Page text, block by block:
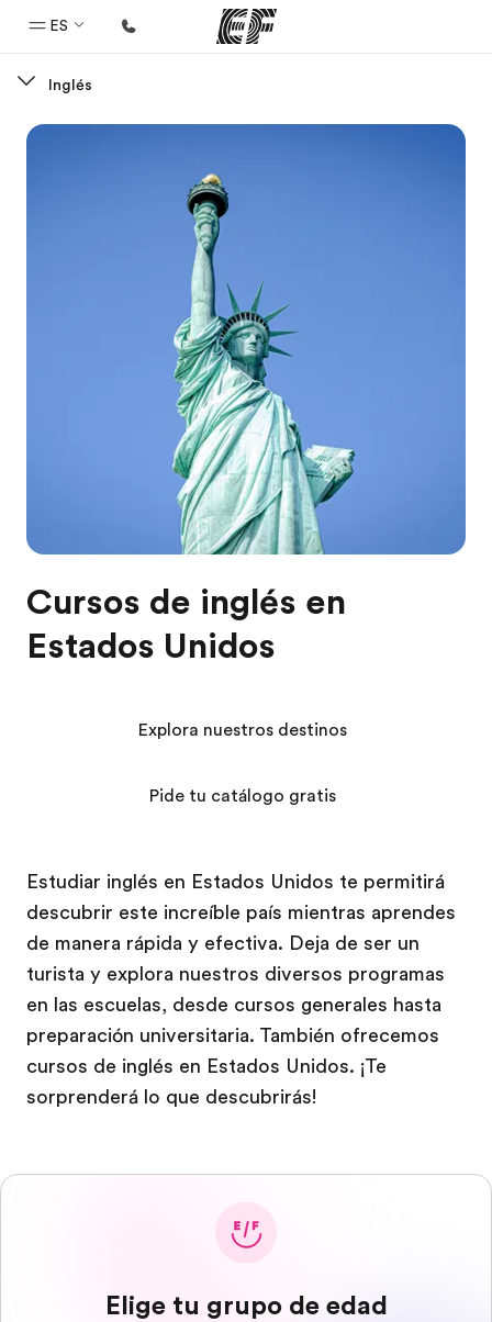
ES
Bienvenido a EF
Inglés
Cursos de inglés en
Estados Unidos
Estudiar inglés en Estados Unidos te permitirá
descubrir este increíble país mientras aprendes
de manera rápida y efectiva. Deja de ser un
turista y explora nuestros diversos programas
en las escuelas, desde cursos generales hasta
preparación universitaria. También ofrecemos
cursos de inglés en Estados Unidos. ¡Te
sorprenderá lo que descubrirás!
Explora nuestros destinos
Pide tu catálogo gratis
Elige tu grupo de edad